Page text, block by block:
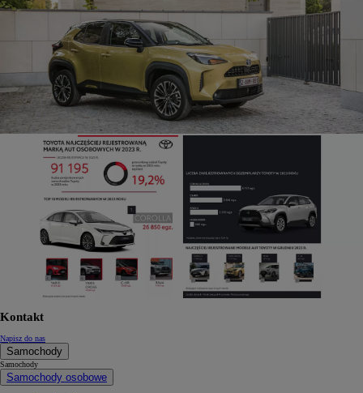
Kontakt
Napisz do nas
Samochody
Samochody
Samochody osobowe